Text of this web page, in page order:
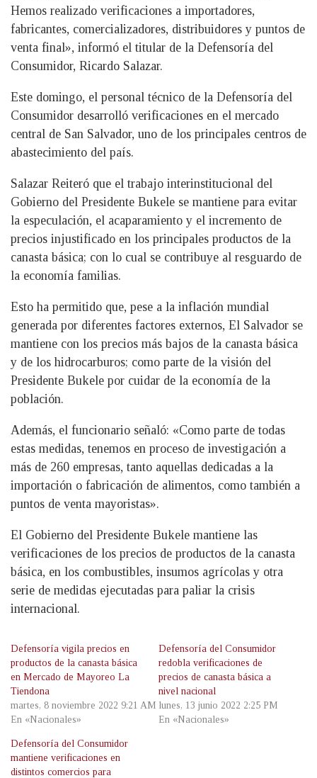
Hemos realizado verificaciones a importadores,
fabricantes, comercializadores, distribuidores y puntos de
venta final», informó el titular de la Defensoría del
Consumidor, Ricardo Salazar.
Este domingo, el personal técnico de la Defensoría del
Consumidor desarrolló verificaciones en el mercado
central de San Salvador, uno de los principales centros de
abastecimiento del país.
Salazar Reiteró que el trabajo interinstitucional del
Gobierno del Presidente Bukele se mantiene para evitar
la especulación, el acaparamiento y el incremento de
precios injustificado en los principales productos de la
canasta básica; con lo cual se contribuye al resguardo de
la economía familias.
Esto ha permitido que, pese a la inflación mundial
generada por diferentes factores externos, El Salvador se
mantiene con los precios más bajos de la canasta básica
y de los hidrocarburos; como parte de la visión del
Presidente Bukele por cuidar de la economía de la
población.
Además, el funcionario señaló: «Como parte de todas
estas medidas, tenemos en proceso de investigación a
más de 260 empresas, tanto aquellas dedicadas a la
importación o fabricación de alimentos, como también a
puntos de venta mayoristas».
El Gobierno del Presidente Bukele mantiene las
verificaciones de los precios de productos de la canasta
básica, en los combustibles, insumos agrícolas y otra
serie de medidas ejecutadas para paliar la crisis
internacional.
Defensoría vigila precios en
productos de la canasta básica
en Mercado de Mayoreo La
Tiendona
martes, 8 noviembre 2022 9:21 AM
En «Nacionales»
Defensoría del Consumidor
redobla verificaciones de
precios de canasta básica a
nivel nacional
lunes, 13 junio 2022 2:25 PM
En «Nacionales»
Defensoría del Consumidor
mantiene verificaciones en
distintos comercios para